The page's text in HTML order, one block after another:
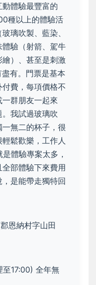
動體驗最豐富的
種以上的體驗活
璃吹製、藍染、
驗（射箭、駕牛
）、甚至是刺激
有。門票是基本
費，每項價格不
群朋友一起來
我試過玻璃吹
無二的杯子，很
鬆歡樂，工作人
體驗專案太多，
部體驗下來費用
是能帶走獨特回
恩納村字山田
17:00) 全年無